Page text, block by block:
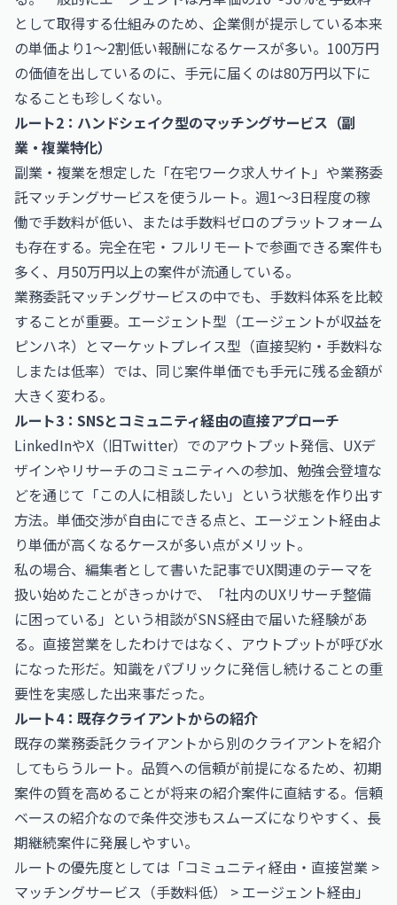
として取得する仕組みのため、企業側が提示している本来
の単価より1〜2割低い報酬になるケースが多い。100万円
の価値を出しているのに、手元に届くのは80万円以下に
なることも珍しくない。
ルート2：ハンドシェイク型のマッチングサービス（副
業・複業特化）
副業・複業を想定した「在宅ワーク求人サイト」や業務委
託マッチングサービスを使うルート。週1〜3日程度の稼
働で手数料が低い、または手数料ゼロのプラットフォーム
も存在する。完全在宅・フルリモートで参画できる案件も
多く、月50万円以上の案件が流通している。
業務委託マッチングサービスの中でも、手数料体系を比較
することが重要。エージェント型（エージェントが収益を
ピンハネ）とマーケットプレイス型（直接契約・手数料な
しまたは低率）では、同じ案件単価でも手元に残る金額が
大きく変わる。
ルート3：SNSとコミュニティ経由の直接アプローチ
LinkedInやX（旧Twitter）でのアウトプット発信、UXデ
ザインやリサーチのコミュニティへの参加、勉強会登壇な
どを通じて「この人に相談したい」という状態を作り出す
方法。単価交渉が自由にできる点と、エージェント経由よ
り単価が高くなるケースが多い点がメリット。
私の場合、編集者として書いた記事でUX関連のテーマを
扱い始めたことがきっかけで、「社内のUXリサーチ整備
に困っている」という相談がSNS経由で届いた経験があ
る。直接営業をしたわけではなく、アウトプットが呼び水
になった形だ。知識をパブリックに発信し続けることの重
要性を実感した出来事だった。
ルート4：既存クライアントからの紹介
既存の業務委託クライアントから別のクライアントを紹介
してもらうルート。品質への信頼が前提になるため、初期
案件の質を高めることが将来の紹介案件に直結する。信頼
ベースの紹介なので条件交渉もスムーズになりやすく、長
期継続案件に発展しやすい。
ルートの優先度としては「コミュニティ経由・直接営業 >
マッチングサービス（手数料低） > エージェント経由」